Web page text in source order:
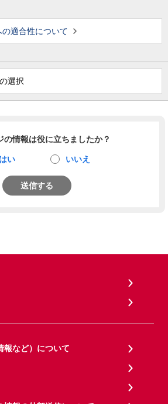
適合性について
選択
の情報は役に立ちましたか？
はい いいえ
送信する
報など）について